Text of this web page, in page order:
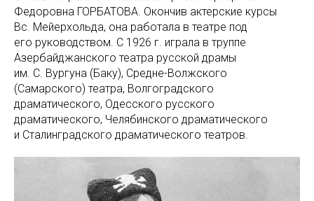
Федоровна ГОРБАТОВА. Окончив актерские курсы
Вс. Мейерхольда, она работала в театре под
его руководством. С 1926 г. играла в труппе
Азербайджанского театра русской драмы
им. С. Вургуна (Баку), Средне-Волжского
(Самарского) театра, Волгоградского
драматического, Одесского русского
драматического, Челябинского драматического
и Сталинградского драматического театров.